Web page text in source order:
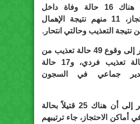
الخميس أن هناك 16 حالة وفاة داخل
مناطق الاحتجاز، 11 منهم نتيجة الإهمال
نتيجة التعذيب وحالتي انتحار.
وأشار التقرير إلى وقوع 49 حالة تعذيب من
بينهم 32 حالة تعذيب فردي، و17 حالة
جماعي في السجون
وأشار التقرير إلى أن هناك 25 قتيلاً بحالة
أماكن الاحتجاز، جاء ترتيبهم